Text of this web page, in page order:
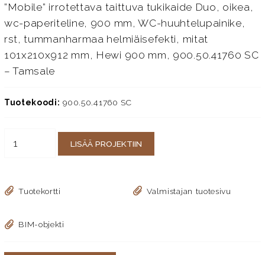
”Mobile” irrotettava taittuva tukikaide Duo, oikea,
wc-paperiteline, 900 mm, WC-huuhtelupainike,
rst, tummanharmaa helmiäisefekti, mitat
101x210x912 mm, Hewi 900 mm, 900.50.41760 SC
– Tamsale
Tuotekoodi: 900.50.41760 SC
LISÄÄ PROJEKTIIN
Tuotekortti Valmistajan tuotesivu
BIM-objekti